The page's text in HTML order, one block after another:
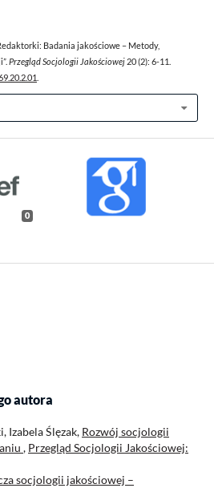
Badania jakościowe – Metody,
Przegląd Socjologii Jakościowej 20 (2): 6-11.
0
autora
Izabela Ślęzak, Rozwój socjologii
, Przegląd Socjologii Jakościowej:
socjologii jakościowej –